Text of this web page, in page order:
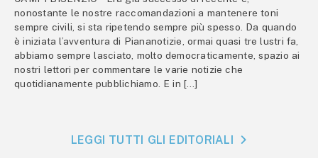
nonostante le nostre raccomandazioni a mantenere toni
sempre civili, si sta ripetendo sempre più spesso. Da quando
è iniziata l’avventura di Piananotizie, ormai quasi tre lustri fa,
abbiamo sempre lasciato, molto democraticamente, spazio ai
nostri lettori per commentare le varie notizie che
quotidianamente pubblichiamo. E in […]
LEGGI TUTTI GLI EDITORIALI